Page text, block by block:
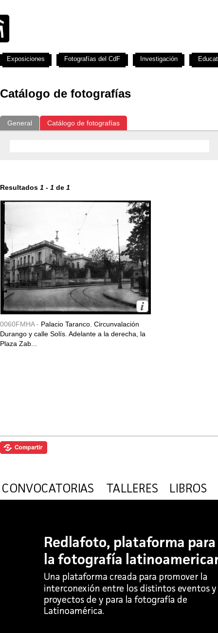
Catálogo de fotografías
General Catálogo de fotografías
Resultados 1 - 1 de 1
0060FMHA - Palacio Taranco. Circunvalación
Durango y calle Solís. Adelante a la derecha, la
Plaza Zab...
Exposiciones Fotografías del CdF Investigación